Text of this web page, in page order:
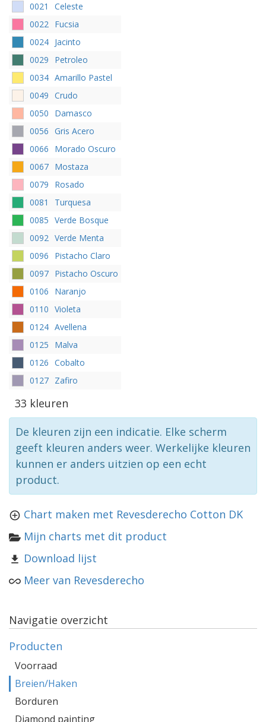
0021
Celeste
0022 Fucsia
0024 Jacinto
0029
Petroleo
0034 Amarillo Pastel
0049 Crudo
0050
Damasco
0056 Gris Acero
0066
Morado Oscuro
0067 Mostaza
0079
Rosado
0081
Turquesa
0085 Verde Bosque
0092 Verde Menta
0096
Pistacho Claro
0097 Pistacho Oscuro
0106
Naranjo
0110 Violeta
0124 Avellena
0125
Malva
0126 Cobalto
0127 Zafiro
33 kleuren
De kleuren zijn een indicatie. Elke scherm
geeft kleuren anders weer. Werkelijke kleuren
kunnen er anders uitzien op een echt
product.
Chart maken met Revesderecho Cotton DK
Mijn charts met dit product
Download lijst
Meer van Revesderecho
Navigatie overzicht
Producten
Voorraad
Breien/Haken
Borduren
Diamond painting